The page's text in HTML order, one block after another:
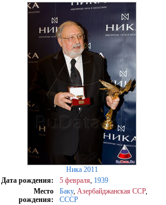
Ника 2011
Дата рождения:
5 февраля 1939
Место
рождения:
Баку, Азербайджанская ССР,
СССР